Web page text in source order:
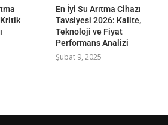
En İyi Su Arıtma Cihazı
Tavsiyesi 2026: Kalite,
Teknoloji ve Fiyat
Performans Analizi
Şubat 9, 2025